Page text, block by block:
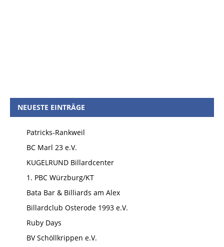
NEUESTE EINTRÄGE
Patricks-Rankweil
BC Marl 23 e.V.
KUGELRUND Billardcenter
1. PBC Würzburg/KT
Bata Bar & Billiards am Alex
Billardclub Osterode 1993 e.V.
Ruby Days
BV Schöllkrippen e.V.